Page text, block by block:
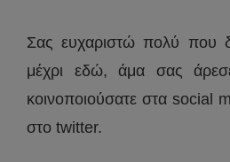
Σας ευχαριστώ πολύ που
μέχρι εδώ, άμα σας
κοινοποιούσατε στα social
στο twitter.